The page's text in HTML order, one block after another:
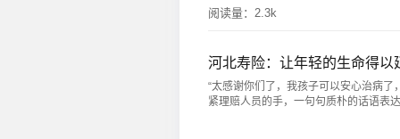
阅读量： 2.3k
河北寿险：让年轻的生命得
“太感谢你们了，我孩子可以安心治病了
紧理赔人员的手，一句句质朴的话语表